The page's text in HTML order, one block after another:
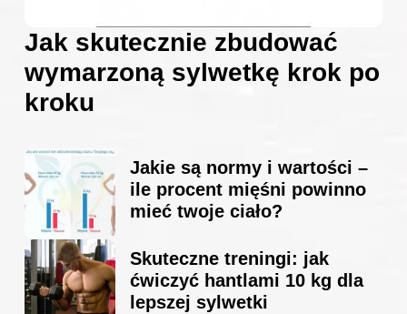
Jak skutecznie zbudować
wymarzoną sylwetkę krok po
kroku
Jakie są normy i wartości –
ile procent mięśni powinno
mieć twoje ciało?
Skuteczne treningi: jak
ćwiczyć hantlami 10 kg dla
lepszej sylwetki